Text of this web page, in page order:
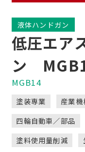
液体ハンドガン
低圧エア
ン
MGB14
塗装専業 産業機
四輪自動車／部品
塗料使用量削減